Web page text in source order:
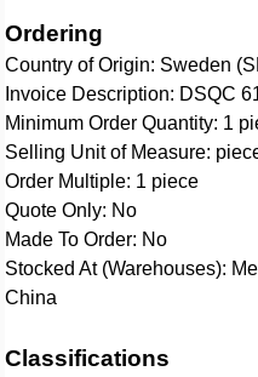
Ordering
Country of Origin: Sweden
Invoice Description: DSQC
Minimum Order Quantity: 1
Selling Unit of Measure:
Order Multiple: 1 piece
Quote Only: No
Made To Order: No
Stocked At (Warehouses):
China
Classifications